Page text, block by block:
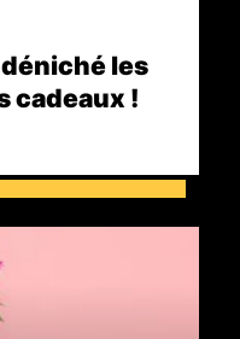
déniché les
cadeaux !